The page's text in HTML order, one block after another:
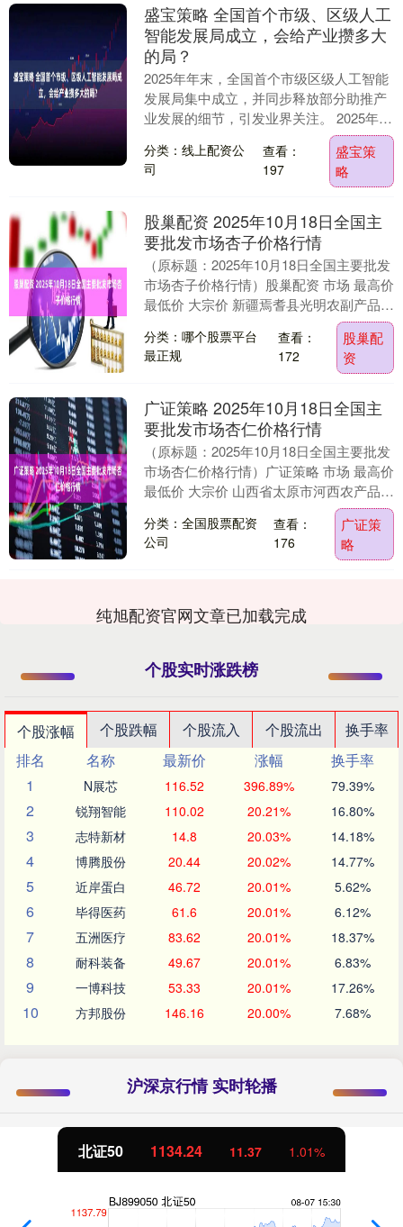
盛宝策略 全国首个市级、区级人工
智能发展局成立，会给产业攒多大
的局？
2025年年末，全国首个市级区级人工智能
发展局集中成立，并同步释放部分助推产
业发展的细节，引发业界关注。 2025年12
月28日，广州市海珠区人工智能发展局成
立....
分类：线上配资公
司
查看：
197
盛宝策
略
股巢配资 2025年10月18日全国主
要批发市场杏子价格行情
（原标题：2025年10月18日全国主要批发
市场杏子价格行情）股巢配资 市场 最高价
最低价 大宗价 新疆焉耆县光明农副产品综
分类：哪个股票平台
最正规
查看：
172
股巢配
资
广证策略 2025年10月18日全国主
要批发市场杏仁价格行情
（原标题：2025年10月18日全国主要批发
市场杏仁价格行情）广证策略 市场 最高价
最低价 大宗价 山西省太原市河西农产品有
分类：全国股票配资
公司
查看：
176
广证策
略
纯旭配资官网文章已加载完成
个股实时涨跌榜
个股涨幅 个股跌幅 个股流入 个股流出
换手率
排名
名称 最新价 涨幅
换手率
1
N展芯 116.52 396.89% 79.39%
2 锐翔智能 110.02 20.21% 16.80%
3 志特新材 14.8 20.03% 14.18%
4 博腾股份 20.44 20.02% 14.77%
5 近岸蛋白 46.72 20.01% 5.62%
6 毕得医药 61.6 20.01% 6.12%
7 五洲医疗 83.62 20.01% 18.37%
8 耐科装备 49.67 20.01% 6.83%
9 一博科技 53.33 20.01% 17.26%
10 方邦股份 146.16 20.00% 7.68%
沪深京行情 实时轮播
北证50 1134.24 11.37 1.01%